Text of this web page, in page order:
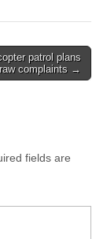
patrol plans
complaints →
fields are